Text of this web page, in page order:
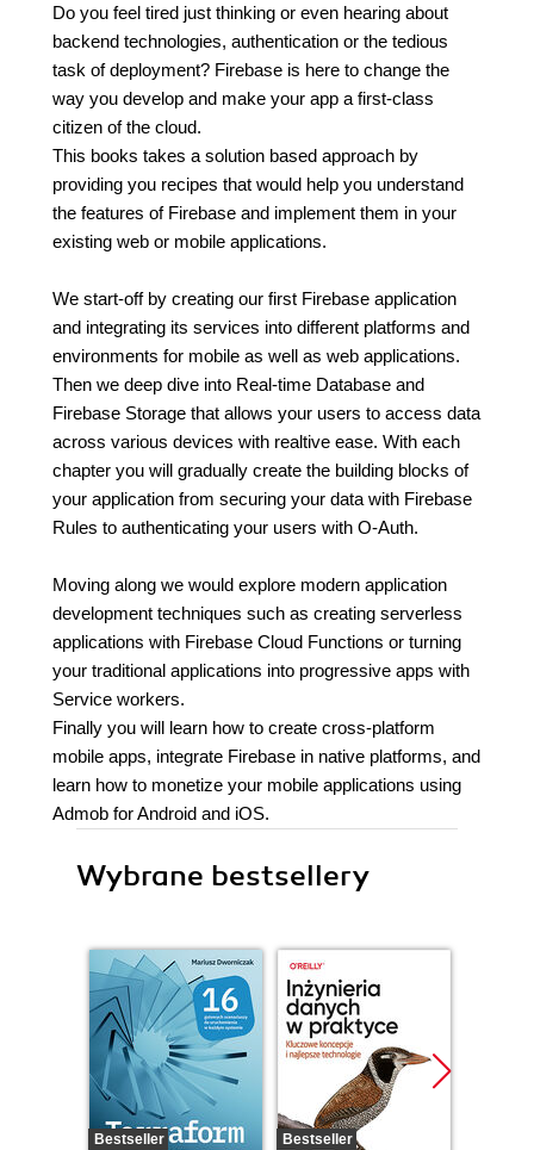
Do you feel tired just thinking or even hearing about
backend technologies, authentication or the tedious
task of deployment? Firebase is here to change the
way you develop and make your app a first-class
citizen of the cloud.
This books takes a solution based approach by
providing you recipes that would help you understand
the features of Firebase and implement them in your
existing web or mobile applications.
We start-off by creating our first Firebase application
and integrating its services into different platforms and
environments for mobile as well as web applications.
Then we deep dive into Real-time Database and
Firebase Storage that allows your users to access data
across various devices with realtive ease. With each
chapter you will gradually create the building blocks of
your application from securing your data with Firebase
Rules to authenticating your users with O-Auth.
Moving along we would explore modern application
development techniques such as creating serverless
applications with Firebase Cloud Functions or turning
your traditional applications into progressive apps with
Service workers.
Finally you will learn how to create cross-platform
mobile apps, integrate Firebase in native platforms, and
learn how to monetize your mobile applications using
Admob for Android and iOS.
Wybrane bestsellery
Bestseller
Bestseller